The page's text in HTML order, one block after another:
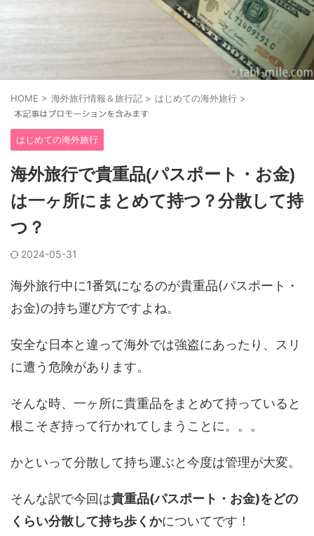
HOME > 海外旅行情報＆旅行記 > はじめての海外旅行 >
はじめての海外旅行
海外旅行で貴重品(パスポート・お金)
は一ヶ所にまとめて持つ？分散して持
つ？
2024-05-31
海外旅行中に1番気になるのが貴重品(パスポート・
お金)の持ち運び方ですよね。
安全な日本と違って海外では強盗にあったり、スリ
に遭う危険があります。
そんな時、一ヶ所に貴重品をまとめて持っていると
根こそぎ持って行かれてしまうことに。。。
かといって分散して持ち運ぶと今度は管理が大変。
そんな訳で今回は貴重品(パスポート・お金)をどの
くらい分散して持ち歩くかについてです！